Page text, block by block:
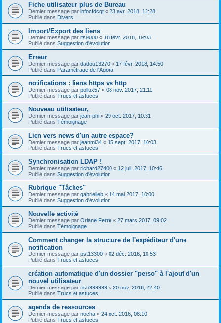
Fiche utilisateur plus de Bureau
Dernier message par infocfdcgt « 23 avr. 2018, 12:28
Publié dans Divers
Import/Export des liens
Dernier message par its9000 « 18 févr. 2018, 19:03
Publié dans Suggestion d'évolution
Erreur
Dernier message par dadou13270 « 17 févr. 2018, 14:50
Publié dans Paramétrage de l'Agora
notifications : liens https vs http
Dernier message par pollux57 « 08 nov. 2017, 21:11
Publié dans Trucs et astuces
Nouveau utilisateur,
Dernier message par jean-phi « 29 oct. 2017, 10:31
Publié dans Témoignage
Lien vers news d'un autre espace?
Dernier message par jeanmi34 « 15 sept. 2017, 10:03
Publié dans Trucs et astuces
Synchronisation LDAP !
Dernier message par richard27400 « 12 juil. 2017, 10:46
Publié dans Suggestion d'évolution
Rubrique "Tâches"
Dernier message par gabrielleb « 14 mai 2017, 10:00
Publié dans Suggestion d'évolution
Nouvelle activité
Dernier message par Orlane Ferre « 27 mars 2017, 09:02
Publié dans Témoignage
Comment changer la structure de l'expéditeur d'une
notification
Dernier message par pst13300 « 02 déc. 2016, 10:53
Publié dans Trucs et astuces
création automatique d'un dossier "perso" à l'ajout d'un
nouvel utilisateur
Dernier message par rich999999 « 20 nov. 2016, 22:40
Publié dans Trucs et astuces
agenda de ressources
Dernier message par nocha « 24 oct. 2016, 08:10
Publié dans Trucs et astuces